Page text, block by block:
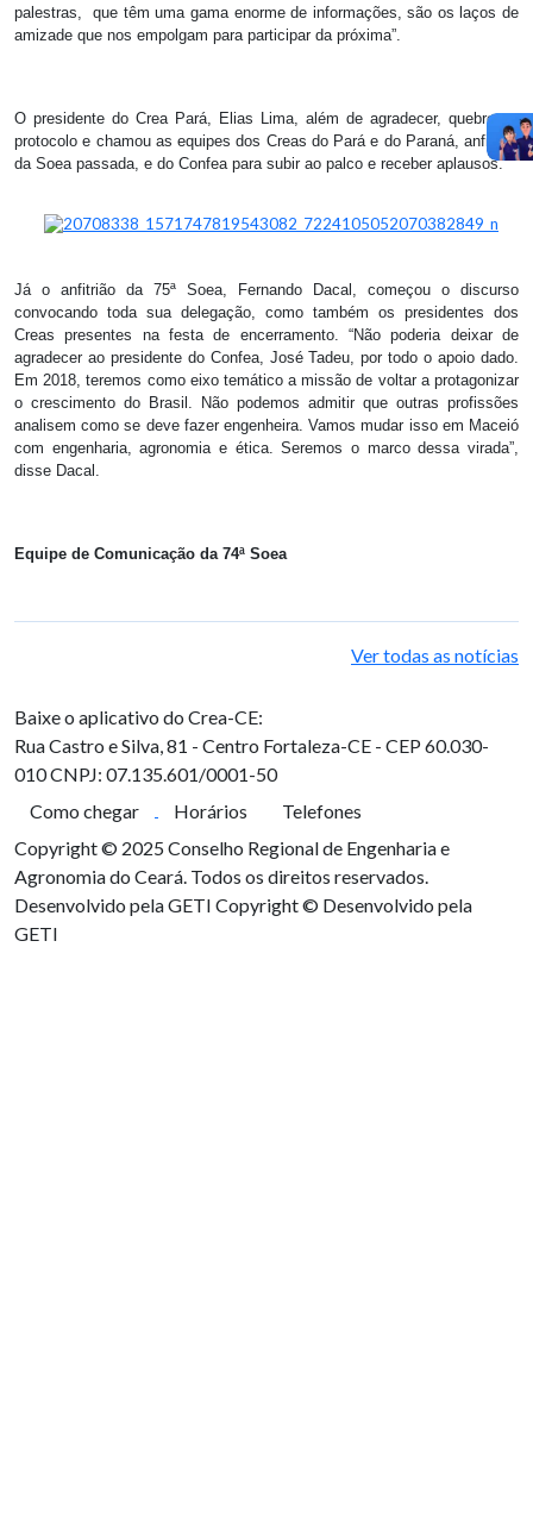
palestras, que têm uma gama enorme de informações, são os laços de
amizade que nos empolgam para participar da próxima”.
O presidente do Crea Pará, Elias Lima, além de agradecer, quebrou o
protocolo e chamou as equipes dos Creas do Pará e do Paraná, anfitrião
da Soea passada, e do Confea para subir ao palco e receber aplausos.
Já o anfitrião da 75ª Soea, Fernando Dacal, começou o discurso
convocando toda sua delegação, como também os presidentes dos
Creas presentes na festa de encerramento. “Não poderia deixar de
agradecer ao presidente do Confea, José Tadeu, por todo o apoio dado.
Em 2018, teremos como eixo temático a missão de voltar a protagonizar
o crescimento do Brasil. Não podemos admitir que outras profissões
analisem como se deve fazer engenheira. Vamos mudar isso em Maceió
com engenharia, agronomia e ética. Seremos o marco dessa virada”,
disse Dacal.
Equipe de Comunicação da 74ª Soea
Ver todas as notícias
Baixe o aplicativo do Crea-CE:
Rua Castro e Silva, 81 - Centro Fortaleza-CE - CEP 60.030-
010CNPJ: 07.135.601/0001-50
Como chegar
Horários
Telefones
Copyright © 2025 Conselho Regional de Engenharia e
Agronomia do Ceará. Todos os direitos reservados.
Desenvolvido pela GETI Copyright © Desenvolvido pela
GETI